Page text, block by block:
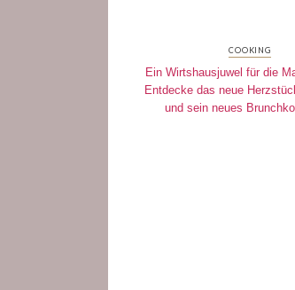
COOKING
Ein Wirtshausjuwel für die
Entdecke das neue
und sein neues